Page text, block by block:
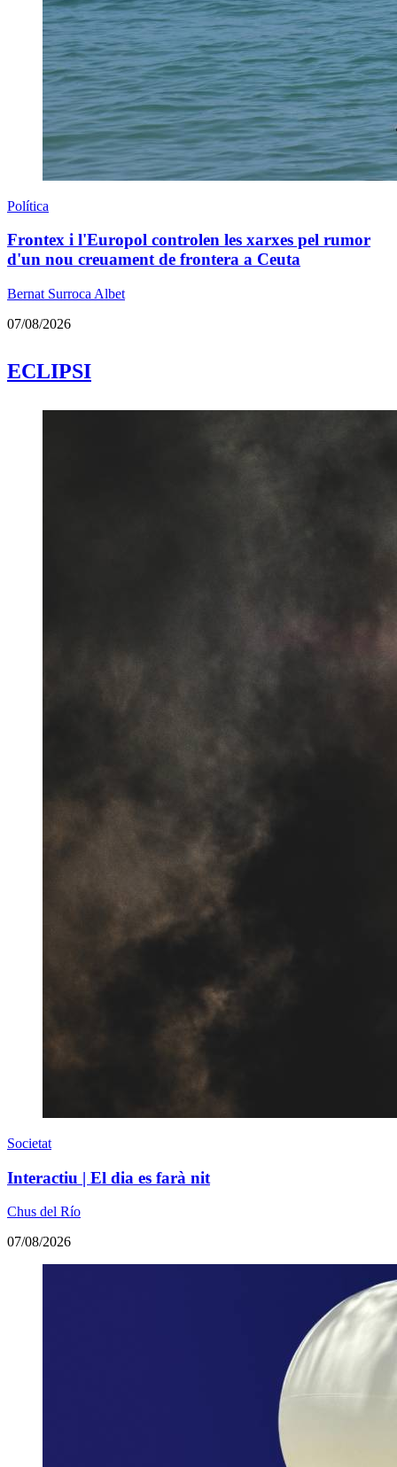
Política
Frontex i l'Europol controlen les xarxes pel rumor
d'un nou creuament de frontera a Ceuta
Bernat Surroca Albet
07/08/2026
ECLIPSI
Societat
Interactiu | El dia es farà nit
Chus del Río
07/08/2026